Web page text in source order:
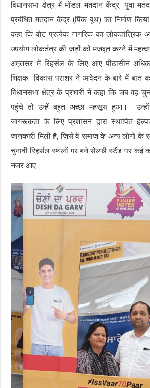
विधानसभा क्षेत्र में मॉडल मतदान केंद्र, युवा
प्रबंधित मतदान केंद्र (पिंक बूथ) का निर्माण
कहा कि वोट प्रत्येक नागरिक का लोकतांत्रिक
उपयोग लोकतंत्र की जड़ों को मजबूत करने में
अमृतसर में रिहर्सल के लिए आए पीठासीन
शिक्षक विकास पराशर ने आवेदन के बारे में बात
विधानसभा क्षेत्र के प्रभारी ने कहा कि जब वह
पहुंचे तो उन्हें बहुत अच्छा महसूस हुआ।
जागरूकता के लिए प्रशासन द्वारा स्थापित
जानकारी मिली है, जिसे वे समाज के अन्य लोगों के
चुनावी रिहर्सल स्थलों पर बने सेल्फी स्टैंड पर कई
नजर आए।